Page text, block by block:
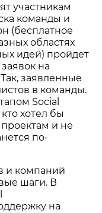
участникам
команды и
(бесплатное
областях
идей) пройдет
на
заявленные
в команды.
Social
хотел бы
и не
по-
и компаний
шаги. В
на